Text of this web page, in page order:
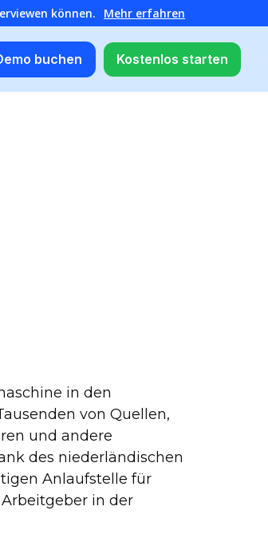
können. Mehr erfahren
buchen Kostenlos starten
in den
von Quellen,
und andere
des niederländischen
Anlaufstelle für
in der